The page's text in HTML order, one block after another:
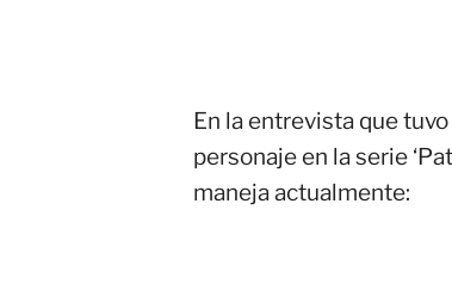
En la entrevista que tuvo
personaje en la serie
maneja actualmente: